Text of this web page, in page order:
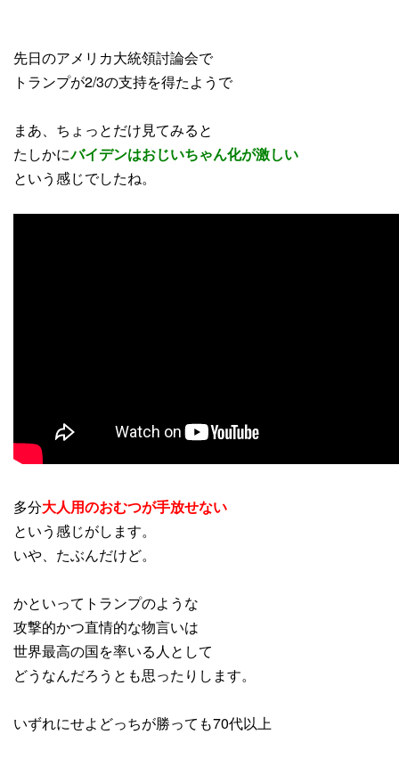
先日のアメリカ大統領討論会で
トランプが2/3の支持を得たようで
まあ、ちょっとだけ見てみると
たしかにバイデンはおじいちゃん化が激しい
という感じでしたね。
多分大人用のおむつが手放せない
という感じがします。
いや、たぶんだけど。
かといってトランプのような
攻撃的かつ直情的な物言いは
世界最高の国を率いる人として
どうなんだろうとも思ったりします。
いずれにせよどっちが勝っても70代以上